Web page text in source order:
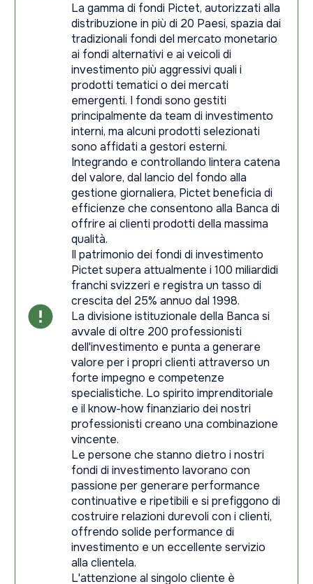
La gamma di fondi Pictet, autorizzati alla
distribuzione in più di 20 Paesi, spazia dai
tradizionali fondi del mercato monetario
ai fondi alternativi e ai veicoli di
investimento più aggressivi quali i
prodotti tematici o dei mercati
emergenti. I fondi sono gestiti
principalmente da team di investimento
interni, ma alcuni prodotti selezionati
sono affidati a gestori esterni.
Integrando e controllando lintera catena
del valore, dal lancio del fondo alla
gestione giornaliera, Pictet beneficia di
efficienze che consentono alla Banca di
offrire ai clienti prodotti della massima
qualità.
Il patrimonio dei fondi di investimento
Pictet supera attualmente i 100 miliardidi
franchi svizzeri e registra un tasso di
crescita del 25% annuo dal 1998.
La divisione istituzionale della Banca si
avvale di oltre 200 professionisti
dell'investimento e punta a generare
valore per i propri clienti attraverso un
forte impegno e competenze
specialistiche. Lo spirito imprenditoriale
e il know-how finanziario dei nostri
professionisti creano una combinazione
vincente.
Le persone che stanno dietro i nostri
fondi di investimento lavorano con
passione per generare performance
continuative e ripetibili e si prefiggono di
costruire relazioni durevoli con i clienti,
offrendo solide performance di
investimento e un eccellente servizio
alla clientela.
L'attenzione al singolo cliente è